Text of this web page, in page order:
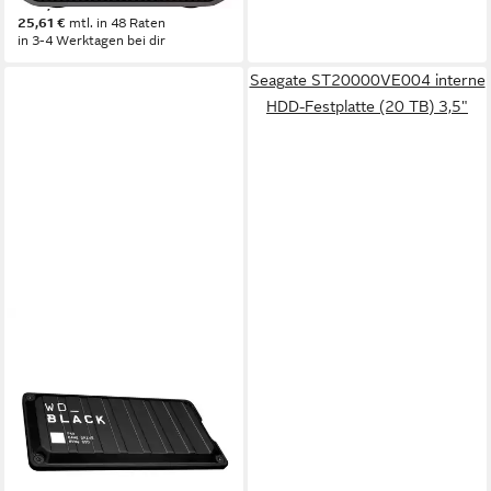
25,61 € mtl. in 48 Raten
in 3-4 Werktagen bei dir
Seagate ST20000VE004 interne
HDD-Festplatte (20 TB) 3,5"